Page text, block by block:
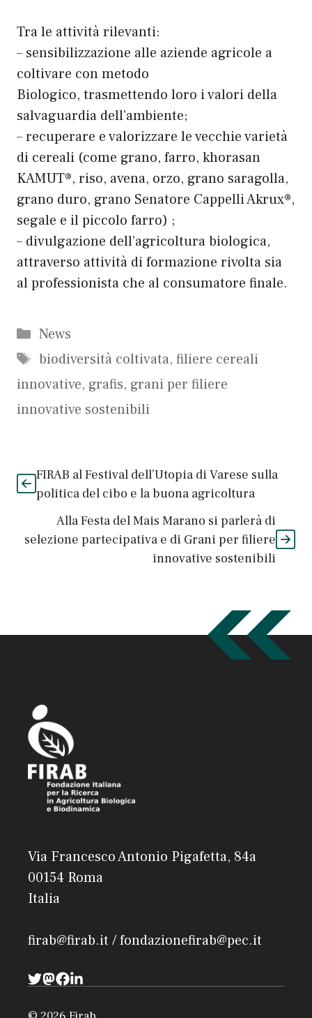
Tra le attività rilevanti:
– sensibilizzazione alle aziende agricole a
coltivare conmetodo
Biologico, trasmettendo loro i valori della
salvaguardia dell’ambiente;
– recuperare e valorizzare le vecchie varietà
di cereali (come grano, farro, khorasan
KAMUT®, riso, avena, orzo, grano saragolla,
grano duro, grano Senatore Cappelli Akrux®,
segale e il piccolo farro) ;
– divulgazione dell’agricoltura biologica,
attraverso attività di formazione rivolta sia
al professionista che al consumatore finale.
Categorie
News
Tag
biodiversità coltivata, filiere cereali
innovative, grafis, grani per filiere
innovative sostenibili
FIRAB al Festival dell’Utopia di Varese sulla
politica del cibo e la buona agricoltura
Alla Festa del Mais Marano si parlerà di
selezione partecipativa e di Grani per filiere
innovative sostenibili
Via Francesco Antonio Pigafetta, 84a
00154 Roma
Italia
firab@firab.it / fondazionefirab@pec.it